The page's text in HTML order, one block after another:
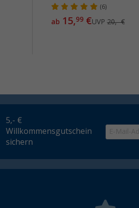
(6)
ab 15,99€UVP 20,- €
5,- €
Willkommensgutschein
sichern